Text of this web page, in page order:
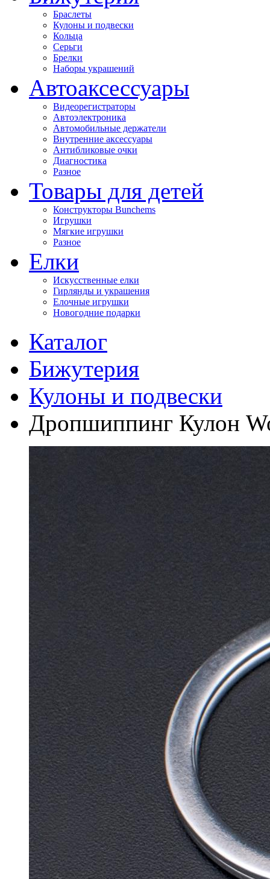
Браслеты
Кулоны и подвески
Кольца
Серьги
Брелки
Наборы украшений
Автоаксессуары
Видеорегистраторы
Автоэлектроника
Автомобильные держатели
Внутренние аксессуары
Антибликовые очки
Диагностика
Разное
Товары для детей
Конструкторы Bunchems
Игрушки
Мягкие игрушки
Разное
Елки
Искусственные елки
Гирлянды и украшения
Елочные игрушки
Новогодние подарки
Каталог
Бижутерия
Кулоны и подвески
Дропшиппинг Кулон